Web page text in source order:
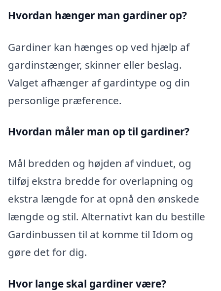
Hvordan hænger man gardiner op?
Gardiner kan hænges op ved hjælp af
gardinstænger, skinner eller beslag.
Valget afhænger af gardintype og din
personlige præference.
Hvordan måler man op til gardiner?
Mål bredden og højden af vinduet, og
tilføj ekstra bredde for overlapning og
ekstra længde for at opnå den ønskede
længde og stil. Alternativt kan du bestille
Gardinbussen til at komme til Idom og
gøre det for dig.
Hvor lange skal gardiner være?